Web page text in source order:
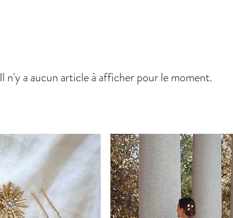
Il n'y a aucun article à afficher pour le moment.